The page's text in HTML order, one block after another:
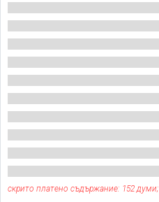
скрито платено съдържание: 152 думи;